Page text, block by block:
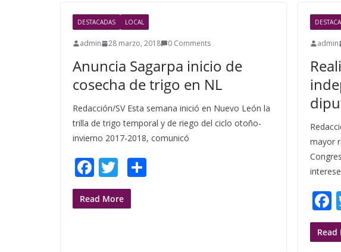
o
k
k
DESTACADAS LOCAL
admin 28 marzo, 2018 0 Comments
Anuncia Sagarpa inicio de
cosecha de trigo en NL
Redacción/SV Esta semana inició en Nuevo León la
trilla de trigo temporal y de riego del ciclo otoño-
invierno 2017-2018, comunicó
F
ac
e
T
w
itt
Read More
admin
mayor
F
Read